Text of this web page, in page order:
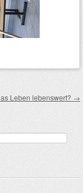
Leben lebenswert? →